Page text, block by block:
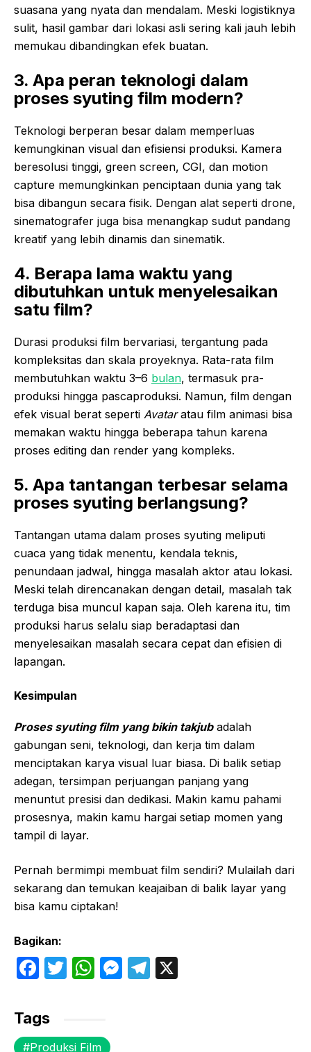
suasana yang nyata dan mendalam. Meski logistiknya
sulit, hasil gambar dari lokasi asli sering kali jauh lebih
memukau dibandingkan efek buatan.
3. Apa peran teknologi dalam
proses syuting film modern?
Teknologi berperan besar dalam memperluas
kemungkinan visual dan efisiensi produksi. Kamera
beresolusi tinggi, green screen, CGI, dan motion
capture memungkinkan penciptaan dunia yang tak
bisa dibangun secara fisik. Dengan alat seperti drone,
sinematografer juga bisa menangkap sudut pandang
kreatif yang lebih dinamis dan sinematik.
4. Berapa lama waktu yang
dibutuhkan untuk menyelesaikan
satu film?
Durasi produksi film bervariasi, tergantung pada
kompleksitas dan skala proyeknya. Rata-rata film
membutuhkan waktu 3–6 bulan, termasuk pra-
produksi hingga pascaproduksi. Namun, film dengan
efek visual berat seperti Avataratau film animasi bisa
memakan waktu hingga beberapa tahun karena
proses editing dan render yang kompleks.
5. Apa tantangan terbesar selama
proses syuting berlangsung?
Tantangan utama dalam proses syuting meliputi
cuaca yang tidak menentu, kendala teknis,
penundaan jadwal, hingga masalah aktor atau lokasi.
Meski telah direncanakan dengan detail, masalah tak
terduga bisa muncul kapan saja. Oleh karena itu, tim
produksi harus selalu siap beradaptasi dan
menyelesaikan masalah secara cepat dan efisien di
lapangan.
Kesimpulan
Proses syuting film yang bikin takjubadalah
gabungan seni, teknologi, dan kerja tim dalam
menciptakan karya visual luar biasa. Di balik setiap
adegan, tersimpan perjuangan panjang yang
menuntut presisi dan dedikasi. Makin kamu pahami
prosesnya, makin kamu hargai setiap momen yang
tampil di layar.
Pernah bermimpi membuat film sendiri? Mulailah dari
sekarang dan temukan keajaiban di balik layar yang
bisa kamu ciptakan!
Bagikan:
F
c
e
T
er
W
s
M T
Tags
Produksi Film